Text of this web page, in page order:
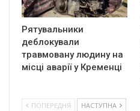
Рятувальники
деблокували
травмовану людину на
місці аварії у Кременці
ПОПЕРЕДНЯ НАСТУПНА